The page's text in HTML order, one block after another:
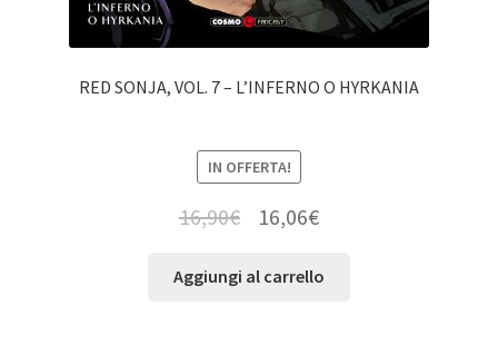
RED SONJA, VOL. 7 – L’INFERNO O HYRKANIA
IN OFFERTA!
16,90€ 16,06€
Aggiungi al carrello